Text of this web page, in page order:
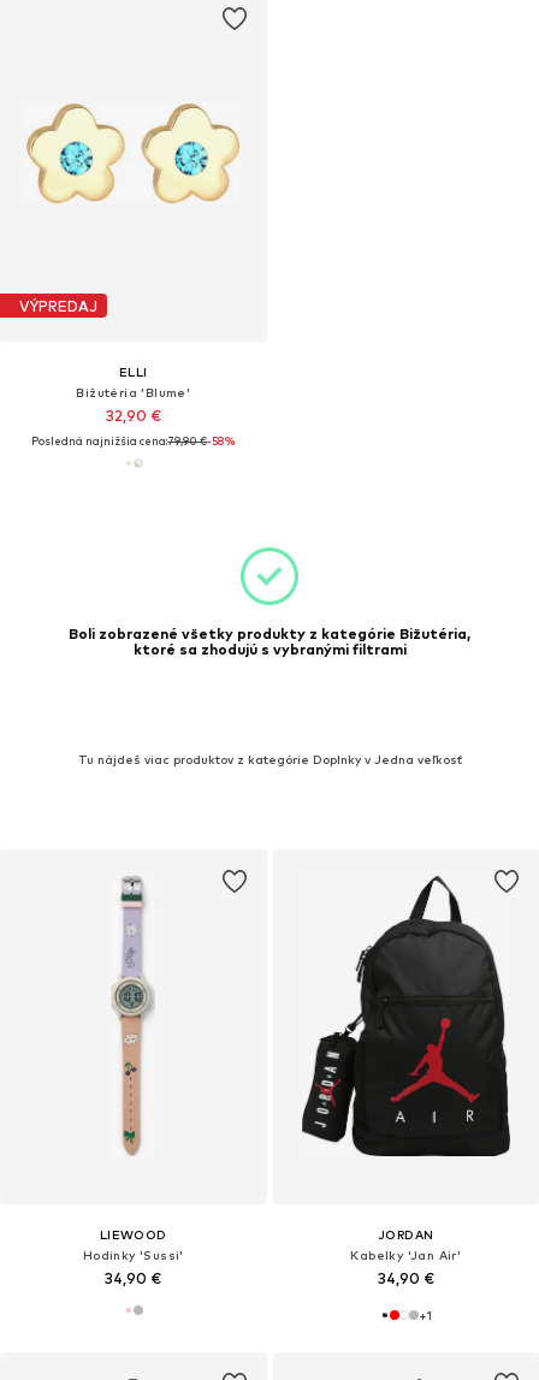
VÝPREDAJ
ELLI
Bižutéria 'Blume'
32,90 €
Posledná najnižšia cena:79,90 €-58%
Boli zobrazené všetky produkty z kategórie Bižutéria,
ktoré sa zhodujú s vybranými filtrami
Tu nájdeš viac produktov z kategórie Doplnky v Jedna veľkosť
LIEWOOD
Hodinky 'Sussi'
34,90 €
JORDAN
Kabelky 'Jan Air'
34,90 €
+1